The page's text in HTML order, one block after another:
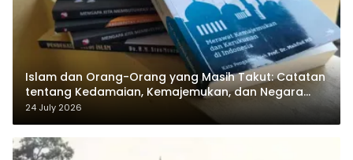
Islam dan Orang-Orang yang Masih Takut: Catatan
tentang Kedamaian, Kemajemukan, dan Negara
dalam Pemikiran Masykuri Abdillah
24 July 2026